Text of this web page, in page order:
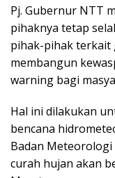
Pj. Gubernur NTT
pihaknya tetap
pihak-pihak terkait
membangun
warning bagi
Hal ini dilakukan
bencana
Badan Meteorologi
curah hujan akan